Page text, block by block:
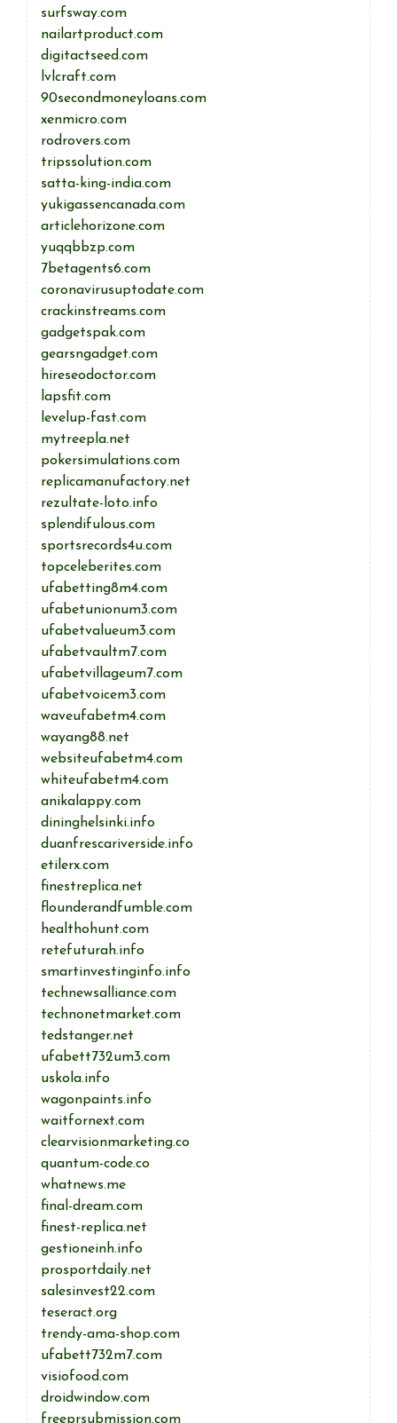
surfsway.com
nailartproduct.com
digitactseed.com
lvlcraft.com
90secondmoneyloans.com
xenmicro.com
rodrovers.com
tripssolution.com
satta-king-india.com
yukigassencanada.com
articlehorizone.com
yuqqbbzp.com
7betagents6.com
coronavirusuptodate.com
crackinstreams.com
gadgetspak.com
gearsngadget.com
hireseodoctor.com
lapsfit.com
levelup-fast.com
mytreepla.net
pokersimulations.com
replicamanufactory.net
rezultate-loto.info
splendifulous.com
sportsrecords4u.com
topceleberites.com
ufabetting8m4.com
ufabetunionum3.com
ufabetvalueum3.com
ufabetvaultm7.com
ufabetvillageum7.com
ufabetvoicem3.com
waveufabetm4.com
wayang88.net
websiteufabetm4.com
whiteufabetm4.com
anikalappy.com
dininghelsinki.info
duanfrescariverside.info
etilerx.com
finestreplica.net
flounderandfumble.com
healthohunt.com
retefuturah.info
smartinvestinginfo.info
technewsalliance.com
technonetmarket.com
tedstanger.net
ufabett732um3.com
uskola.info
wagonpaints.info
waitfornext.com
clearvisionmarketing.co
quantum-code.co
whatnews.me
final-dream.com
finest-replica.net
gestioneinh.info
prosportdaily.net
salesinvest22.com
teseract.org
trendy-ama-shop.com
ufabett732m7.com
visiofood.com
droidwindow.com
freeprsubmission.com